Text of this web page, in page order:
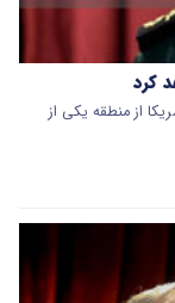
کرد
از منطقه یکی از